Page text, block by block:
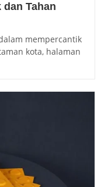
Tahan
mempercantik
kota, halaman